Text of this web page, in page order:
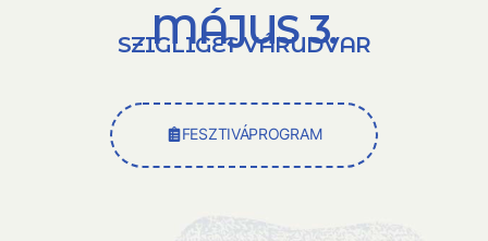
MÁJUS 3.
SZIGLIGET VÁRUDVAR
FESZTIVÁPROGRAM